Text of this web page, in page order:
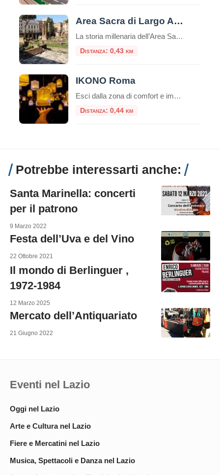
Area Sacra di Largo Argentina
La storia millenaria dell’Area Sacra di Largo Argentina, dal 20 giugno, si offre al pubblico con un nuovo percorso che per la prima volta consente di accedere al sito e visitarlo in modo sistematico, leggendone le fasi di vita dall’età repubblicana attraverso l’epoca imperiale e medievale, fino alla riscoperta avvenuta nel secolo scorso con le demolizioni […]
Distanza: 0,43 km
IKONO Roma
Esci dalla zona di comfort e immergiti in un’esperienza unica che non dimenticherai mai! IKONO è la nuova esperienza immersiva a pochi passi dal Pantheon. Un emozionante e indimenticabile percorso di circa un’ora attraverso una serie di atmosfere coinvolgenti che scateneranno la vostra creatività interiore per creare ricordi unici.Durante la visita, interagirai con più di […]
Distanza: 0,44 km
Potrebbe interessarti anche:
Santa Marinella: concerti
per il patrono
9 Marzo 2022
Festa dell’Uva e del Vino
22 Ottobre 2021
Il mondo di Berlinguer ,
1972-1984
12 Marzo 2025
Mercato dell’Antiquariato
21 Giugno 2022
Eventi nel Lazio
Oggi nel Lazio
Arte e Cultura nel Lazio
Fiere e Mercatini nel Lazio
Musica, Spettacoli e Danza nel Lazio